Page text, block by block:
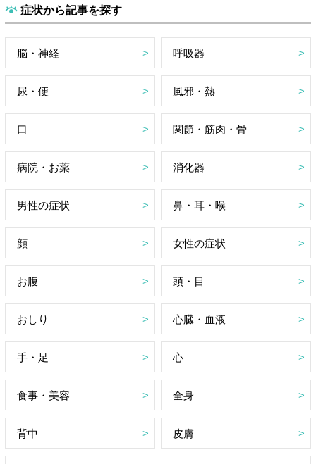
症状から記事を探す
脳・神経 呼吸器
尿・便 風邪・熱
口 関節・筋肉・骨
病院・お薬 消化器
男性の症状 鼻・耳・喉
顔 女性の症状
お腹 頭・目
おしり 心臓・血液
手・足 心
食事・美容 全身
背中 皮膚